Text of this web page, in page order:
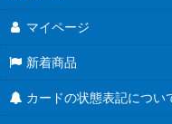
マイページ
新着商品
カードの状態表記につい